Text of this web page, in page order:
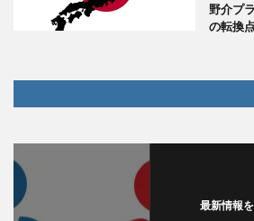
野介プ
の転換
最新情報